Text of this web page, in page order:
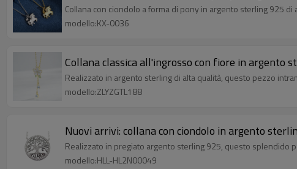
Collana con ciondolo a forma di pony in argento sterling 925
modello:KX-0036
Collana classica all'ingrosso con fiore in argento
Realizzato in argento sterling di alta qualità, questo pezzo
modello:ZLYZGTL188
Nuovi arrivi: collana con ciondolo in argento
Realizzato in pregiato argento sterling 925, questo splendido
modello:HLL-HL2N00049